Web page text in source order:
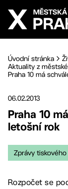
Přejít na
Úvodní stránka
Aktuality z
Praha 10 má
06.02.2013
Praha 10
letošní rok
Zprávy
Rozpočet se